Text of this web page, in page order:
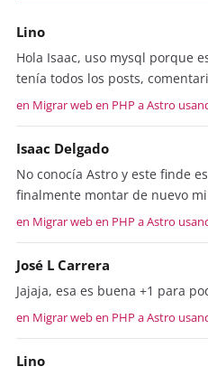
Lino
Hola Isaac, uso mysql porque
tenía todos los posts,
en Migrar web en PHP a Astro
Isaac Delgado
No conocía Astro y este finde
finalmente montar de nuevo
en Migrar web en PHP a Astro
José L Carrera
Jajaja, esa es buena +1 para
en Migrar web en PHP a Astro
Lino